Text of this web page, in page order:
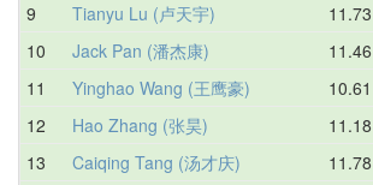
9
Tianyu Lu (卢天宇) 11.73
10
Jack Pan (潘杰康) 11.46
11
Yinghao Wang (王鹰豪) 10.61
12
Hao Zhang (张昊) 11.18
13
Caiqing Tang (汤才庆) 11.78